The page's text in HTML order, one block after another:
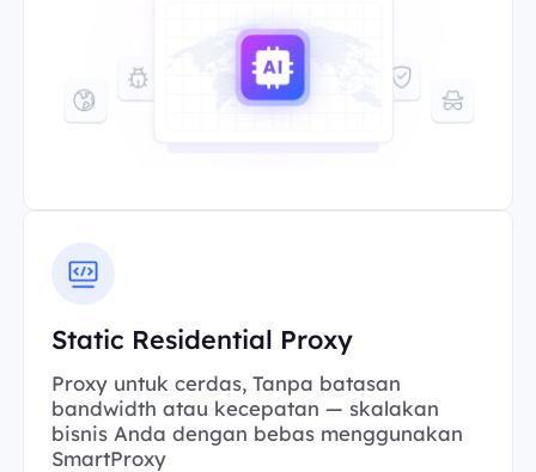
Static Residential Proxy
Proxy untuk cerdas, Tanpa batasan
bandwidth atau kecepatan — skalakan
bisnis Anda dengan bebas menggunakan
SmartProxy